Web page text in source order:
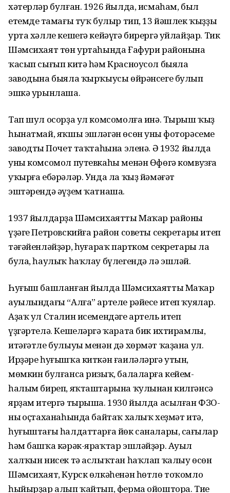
хәтерләр булған. 1926 йылда, исмаһам, был
етемдең тамағы туҡ булыр тип, 13 йәшлек ҡыҙҙы
урта хәлле кешегә кейәүгә бирергә уйлайҙар. Тик
Шәмсихаят төн уртаһында Ғафури районына
ҡасып сығып китә һәм Красноусол быяла
заводына быяла ҡырҡыусы өйрәнсеге булып
эшкә урынлаша.
Тап шул осорҙа ул комсомолға инә. Тырыш ҡыҙ
һынатмай, яҡшы эшләгән өсөн уның фоторәсеме
заводтың Почет таҡтаһына эленә. Ә 1932 йылда
уны комсомол путевкаһы менән Өфөгә комвузға
уҡырға ебәрәләр. Унда ла ҡыҙ йәмәғәт
эштәрендә әүҙем ҡатнаша.
1937 йылдарҙа Шәмсихаятты Маҡар районы
үҙәге Петровскийға район советы секретары итеп
тәғәйенләйҙәр, һуңғараҡ партком секретары ла
була, һаулыҡ һаҡлау бүлегендә лә эшләй.
Һуғыш башланған йылда Шәмсихаятты Маҡар
ауылындағы “Алға” артеле рәйесе итеп ҡуялар.
Аҙаҡ ул Сталин исемендәге артель итеп
үҙгәртелә. Кешеләргә ҡарата бик ихтирамлы,
итәғәтле булыуы менән дә хөрмәт ҡаҙана ул.
Ирҙәре һуғышҡа киткән ғаиләләргә утын,
мөмкин булғанса ризыҡ, балаларға кейем-
һалым биреп, яҡташтарына ҡулынан килгәнсә
ярҙам итергә тырыша. 1930 йылда асылған ФЗО-
ның оҫтаханаһында байтаҡ халыҡ хеҙмәт итә,
һуғыштағы һалдаттарға йөк саналары, саңғылар
һәм башҡа кәрәк-яраҡтар эшләйҙәр. Ауыл
халҡын нисек тә аслыҡтан һаҡлап ҡалыу өсөн
Шәмсихаят, Курск өлкәһенән һөтлө тоҡомло
һыйырҙар алып ҡайтып, ферма ойоштора. Тиңе